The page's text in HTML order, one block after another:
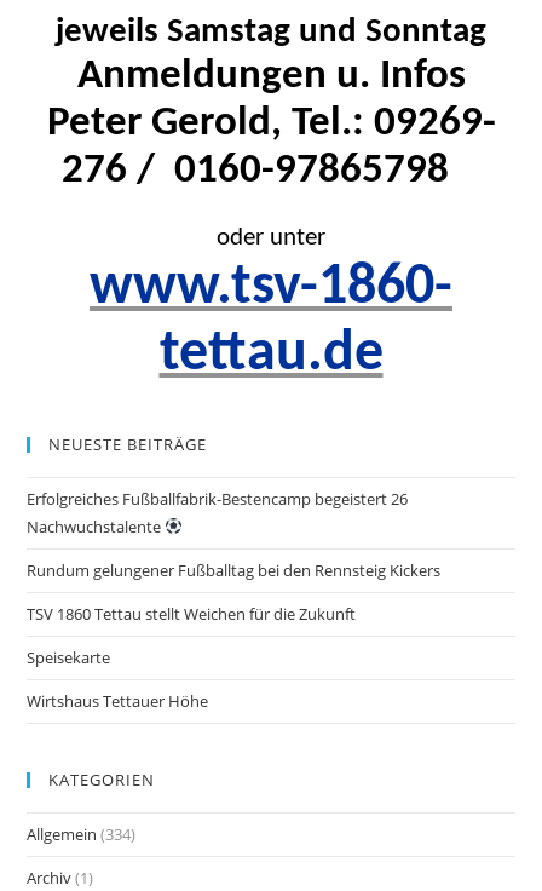
jeweils Samstag und Sonntag
Anmeldungen u. Infos
Peter Gerold, Tel.: 09269-
276 / 0160-97865798
oder unter
www.tsv-1860-
tettau.de
NEUESTE BEITRÄGE
Erfolgreiches Fußballfabrik-Bestencamp begeistert 26
Nachwuchstalente
Rundum gelungener Fußballtag bei den Rennsteig Kickers
TSV 1860 Tettau stellt Weichen für die Zukunft
Speisekarte
Wirtshaus Tettauer Höhe
KATEGORIEN
Allgemein (334)
Archiv(1)